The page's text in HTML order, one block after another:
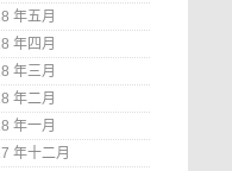
年五月
年四月
年三月
年二月
年一月
年十二月